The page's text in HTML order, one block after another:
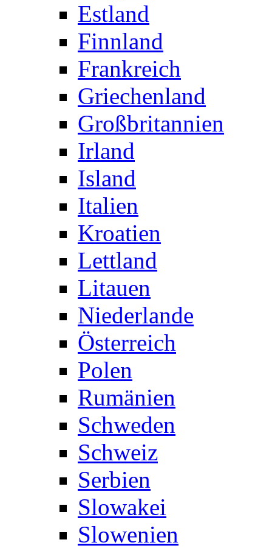
Estland
Finnland
Frankreich
Griechenland
Großbritannien
Irland
Island
Italien
Kroatien
Lettland
Litauen
Niederlande
Österreich
Polen
Rumänien
Schweden
Schweiz
Serbien
Slowakei
Slowenien